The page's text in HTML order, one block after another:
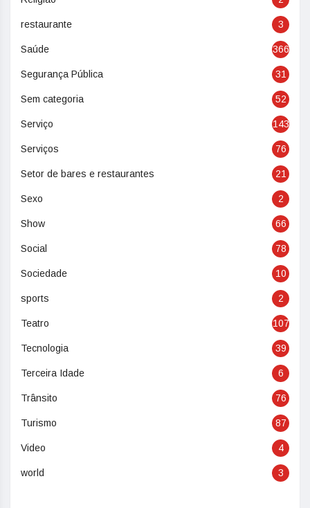
restaurante 3
Saúde 366
Segurança Pública 31
Sem categoria 52
Serviço 143
Serviços 76
Setor de bares e restaurantes 21
Sexo 2
Show 66
Social 78
Sociedade 10
sports 2
Teatro 107
Tecnologia 39
Terceira Idade 6
Trânsito 76
Turismo 87
Video 4
world 3